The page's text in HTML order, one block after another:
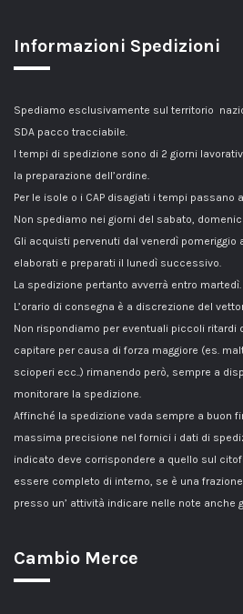
Informazioni Spedizioni
Spediamo esclusivamente sul territorio
SDA pacco tracciabile.
I tempi di spedizione sono di 2 giorni
la preparazione dell’ordine.
Per le isole o i CAP disagiati i tempi passano
Non spediamo nei giorni del sabato,
Gli acquisti pervenuti dal venerdì pomeriggio
elaborati e preparati il lunedì successivo.
La spedizione pertanto avverrà entro martedì.
L’orario di consegna è a discrezione del
Non rispondiamo per eventuali piccoli ritardi
capitare per causa di forza maggiore (es.
scioperi ecc..) rimanendo però, sempre a
monitorare la spedizione.
Affinché la spedizione vada sempre a buon
massima precisione nel fornici i dati di
indicato deve corrispondere a quello sul
essere completo di interno, se è una
presso un’ attività indicare nelle note anche
Cambio Merce